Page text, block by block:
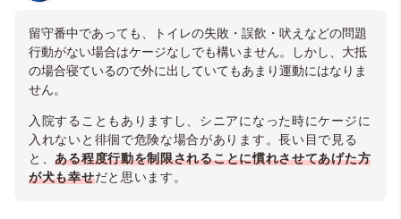
留守番中であっても、トイレの失敗・誤飲・吠えなどの問題
行動がない場合はケージなしでも構いません。しかし、大抵
の場合寝ているので外に出していてもあまり運動にはなりま
せん。
入院することもありますし、シニアになった時にケージに
入れないと徘徊で危険な場合があります。長い目で見る
と、ある程度行動を制限されることに慣れさせてあげた方
が犬も幸せだと思います。